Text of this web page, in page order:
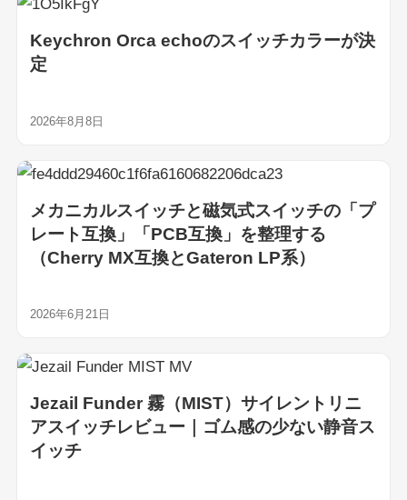
Keychron Orca echoのスイッチカラーが決
定
2026年8月8日
メカニカルスイッチと磁気式スイッチの「プ
レート互換」「PCB互換」を整理する
（Cherry MX互換とGateron LP系）
2026年6月21日
Jezail Funder 霧（MIST）サイレントリニ
アスイッチレビュー｜ゴム感の少ない静音ス
イッチ